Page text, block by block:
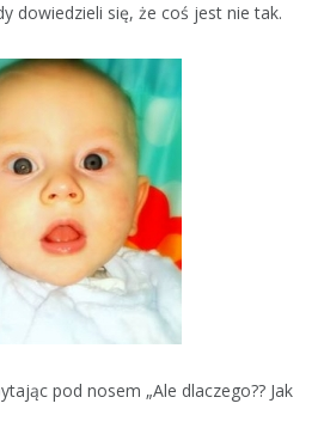
dowiedzieli się, że coś jest nie tak.
pod nosem „Ale dlaczego?? Jak